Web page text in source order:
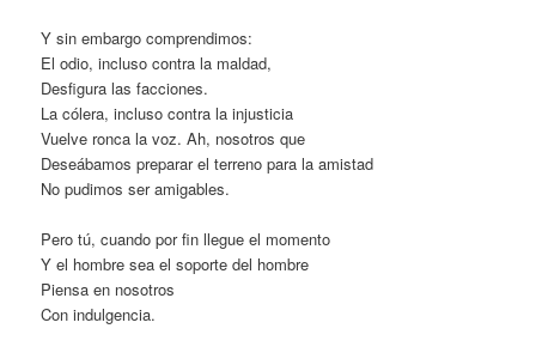
Y sin embargo comprendimos:
El odio, incluso contra la maldad,
Desfigura las facciones.
La cólera, incluso contra la injusticia
Vuelve ronca la voz. Ah, nosotros que
Deseábamos preparar el terreno para la amistad
No pudimos ser amigables.
Pero tú, cuando por fin llegue el momento
Y el hombre sea el soporte del hombre
Piensa en nosotros
Con indulgencia.